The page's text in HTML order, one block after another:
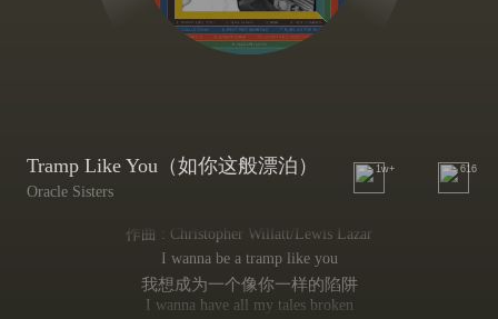
Tramp Like You（如你这般漂泊）
Oracle Sisters
1w+ 616
作曲 : Christopher Willatt/Lewis Lazar
I wanna be a tramp like you
我想成为一个像你一样的陷阱
I wanna have all my tales broken